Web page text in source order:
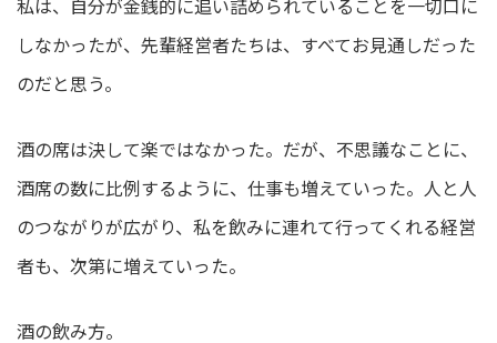
しなかったが、先輩経営者たちは、すべてお見通しだった
のだと思う。
酒の席は決して楽ではなかった。だが、不思議なことに、
酒席の数に比例するように、仕事も増えていった。人と人
のつながりが広がり、私を飲みに連れて行ってくれる経営
者も、次第に増えていった。
酒の飲み方。